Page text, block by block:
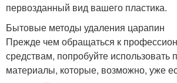
первозданный вид вашего пластика.
Бытовые методы удаления царапин
Прежде чем обращаться к
средствам, попробуйте использовать
материалы, которые, возможно, уже